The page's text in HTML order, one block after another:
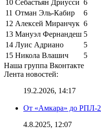
10 Себастьян Дриусси 6
11 Отман Эль-Кабир
6
12 Алексей Миранчук 6
13 Мануэл Фернандеш 5
14 Луис Адриано
5
15 Никола Влашич
5
Наша группа Вконтакте
Лента новостей:
19.2.2026, 14:17
От «Амкара» до РПЛ-
4.8.2025, 12:07